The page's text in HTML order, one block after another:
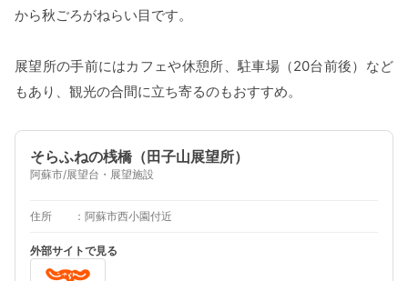
から秋ごろがねらい目です。
展望所の手前にはカフェや休憩所、駐車場（20台前後）など
もあり、観光の合間に立ち寄るのもおすすめ。
そらふねの桟橋（田子山展望所）
阿蘇市/展望台・展望施設
住所 阿蘇市西小園付近
外部サイトで見る